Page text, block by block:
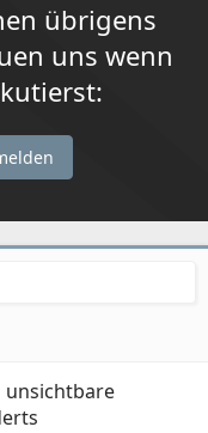
übrigens
uns wenn
unsichtbare